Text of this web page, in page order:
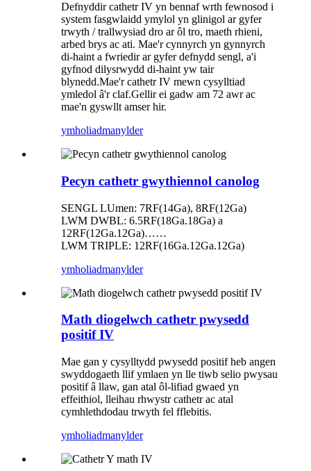
Defnyddir cathetr IV yn bennaf wrth fewnosod i
system fasgwlaidd ymylol yn glinigol ar gyfer
trwyth / trallwysiad dro ar ôl tro, maeth rhieni,
arbed brys ac ati. Mae'r cynnyrch yn gynnyrch
di-haint a fwriedir ar gyfer defnydd sengl, a'i
gyfnod dilysrwydd di-haint yw tair
blynedd.Mae'r cathetr IV mewn cysylltiad
ymledol â'r claf.Gellir ei gadw am 72 awr ac
mae'n gyswllt amser hir.
ymholiadmanylder
Pecyn cathetr gwythiennol canolog
SENGL LUmen: 7RF(14Ga), 8RF(12Ga)
LWM DWBL: 6.5RF(18Ga.18Ga) a
12RF(12Ga.12Ga)……
LWM TRIPLE: 12RF(16Ga.12Ga.12Ga)
ymholiadmanylder
Math diogelwch cathetr pwysedd
positif IV
Mae gan y cysylltydd pwysedd positif heb angen
swyddogaeth llif ymlaen yn lle tiwb selio pwysau
positif â llaw, gan atal ôl-lifiad gwaed yn
effeithiol, lleihau rhwystr cathetr ac atal
cymhlethdodau trwyth fel fflebitis.
ymholiadmanylder